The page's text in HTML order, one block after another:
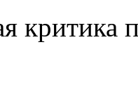
критика